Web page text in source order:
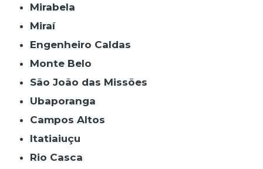
Mirabela
Miraí
Engenheiro Caldas
Monte Belo
São João das Missões
Ubaporanga
Campos Altos
Itatiaiuçu
Rio Casca